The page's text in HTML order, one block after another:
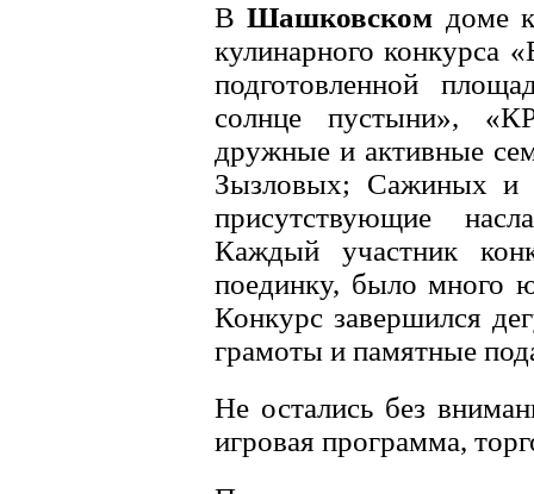
ВШашковском доме
кулинарного конкурса
подготовленной
солнце пустыни»,
дружные и активные
Зызловых; Сажиных и
присутствующие
Каждый участник
поединку, было много
Конкурс завершился
грамоты и памятные
Не остались без
игровая программа,